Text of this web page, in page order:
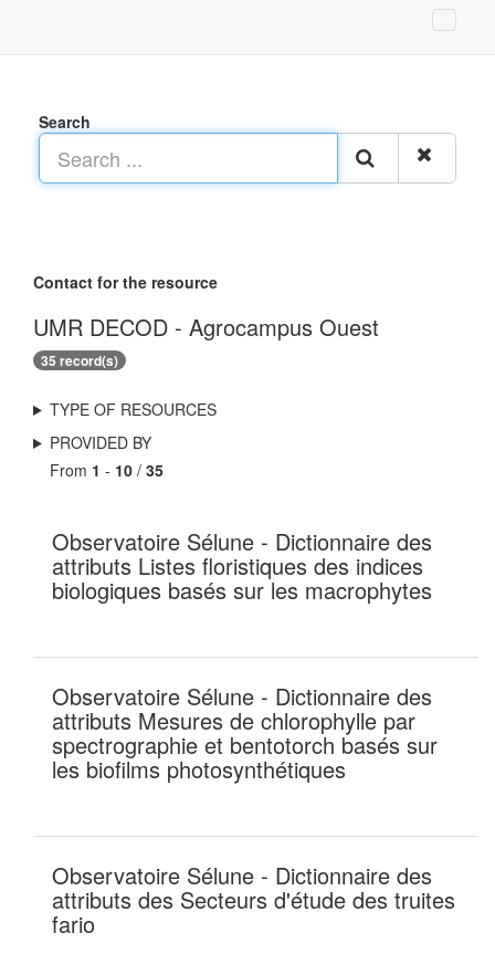
Search
Contact for the resource
UMR DECOD - Agrocampus Ouest
35 record(s)
TYPE OF RESOURCES
PROVIDED BY
From 1 - 10 / 35
Observatoire Sélune - Dictionnaire des
attributs Listes floristiques des indices
biologiques basés sur les macrophytes
Observatoire Sélune - Dictionnaire des
attributs Mesures de chlorophylle par
spectrographie et bentotorch basés sur
les biofilms photosynthétiques
Observatoire Sélune - Dictionnaire des
attributs des Secteurs d'étude des truites
fario